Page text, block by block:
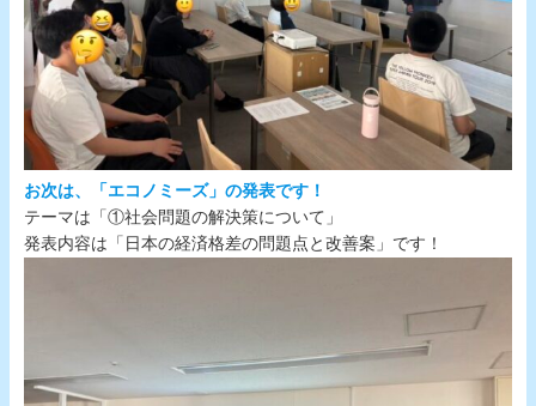
お次は、「エコノミーズ」の発表です！
テーマは「①社会問題の解決策について」
発表内容は「日本の経済格差の問題点と改善案」です！